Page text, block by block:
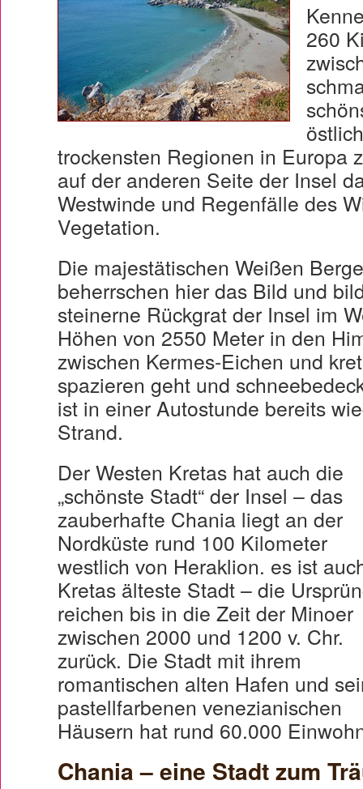
260
trockensten Regionen in Europa
auf der anderen Seite der Insel
Westwinde und Regenfälle des
Vegetation.
Die majestätischen Weißen
beherrschen hier das Bild und
steinerne Rückgrat der Insel im
Höhen von 2550 Meter in den
zwischen Kermes-Eichen und
spazieren geht und
ist in einer Autostunde bereits
Strand.
Der Westen Kretas hat auch die
„schönste Stadt“ der Insel – das
zauberhafte Chania liegt an der
Nordküste rund 100 Kilometer
westlich von Heraklion. es ist
Kretas älteste Stadt – die
reichen bis in die Zeit der Minoer
zwischen 2000 und 1200 v. Chr.
zurück. Die Stadt mit ihrem
romantischen alten Hafen und
pastellfarbenen venezianischen
Häusern hat rund 60.000
Chania – eine Stadt zum